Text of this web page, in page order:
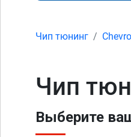
Чип тюнинг
Чип
Выберите